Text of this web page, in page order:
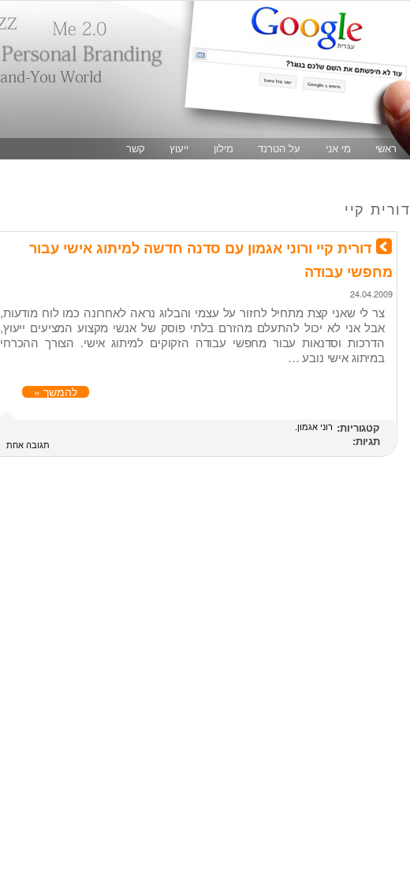
ראשי מי אני על הטרנד מילון ייעוץ קשר
דורית קיי
דורית קיי ורוני אגמון עם סדנה חדשה למיתוג אישי עבור
מחפשי עבודה
24.04.2009
צר לי שאני קצת מתחיל לחזור על עצמי והבלוג נראה לאחרונה כמו לוח מודעות,
אבל אני לא יכול להתעלם מהזרם בלתי פוסק של אנשי מקצוע המציעים ייעוץ,
הדרכות וסדנאות עבור מחפשי עבודה הזקוקים למיתוג אישי. הצורך ההכרחי
במיתוג אישי נובע …
להמשך »
קטגוריות: רוני אגמון
תגיות: תגובה אחת